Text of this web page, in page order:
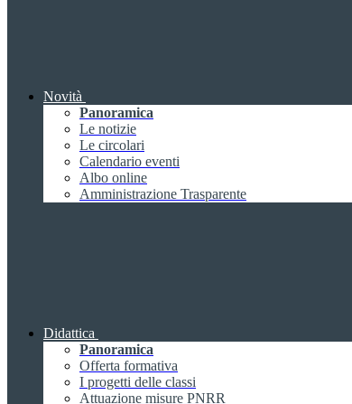
Novità
Panoramica
Le notizie
Le circolari
Calendario eventi
Albo online
Amministrazione Trasparente
Didattica
Panoramica
Offerta formativa
I progetti delle classi
Attuazione misure PNRR